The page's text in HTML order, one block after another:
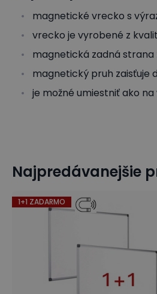
magnetické vrecko s
vrecko je vyrobené z
magnetická zadná strana
magnetický pruh zaisťuje
je možné umiestniť ako
Samostatné informačné kapsy
Najpredávanejšie
1+1 ZADARMO